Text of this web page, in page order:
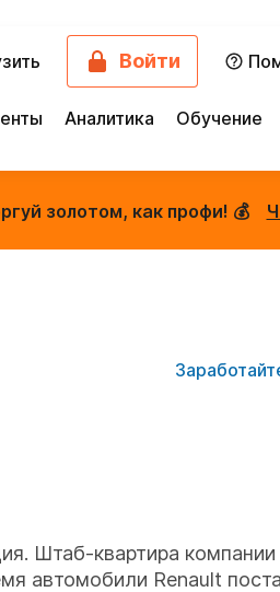
Войти
Аналитика Обучение
золотом, как профи! 💰
Штаб-квартира
автомобили Renault